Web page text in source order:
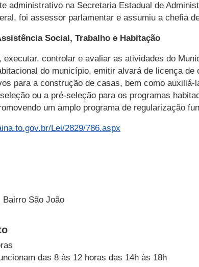
administrativo na Secretaria Estadual de
foi assessor parlamentar e assumiu a chefia
Social, Trabalho e Habitação
executar, controlar e avaliar as atividades do
do município, emitir alvará de licença
para a construção de casas, bem como
ou a pré-seleção para os programas
um amplo programa de regularização
Lei/2829/786.aspx
Bairro São João
das 8 às 12 horas das 14h às 18h